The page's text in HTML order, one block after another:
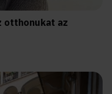
otthonukat az